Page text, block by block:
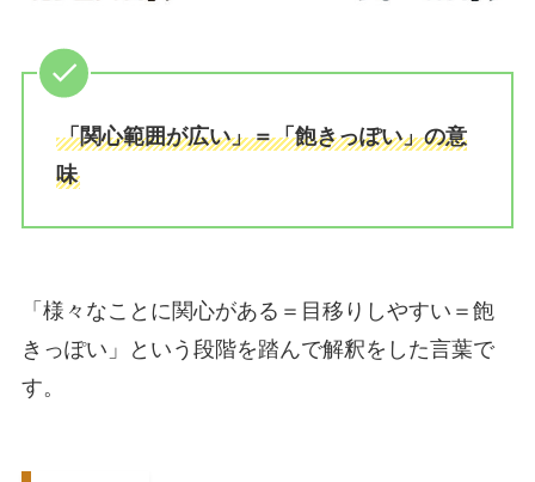
「関心範囲が広い」＝「飽きっぽい」の意
味
「様々なことに関心がある＝目移りしやすい＝飽
きっぽい」という段階を踏んで解釈をした言葉で
す。